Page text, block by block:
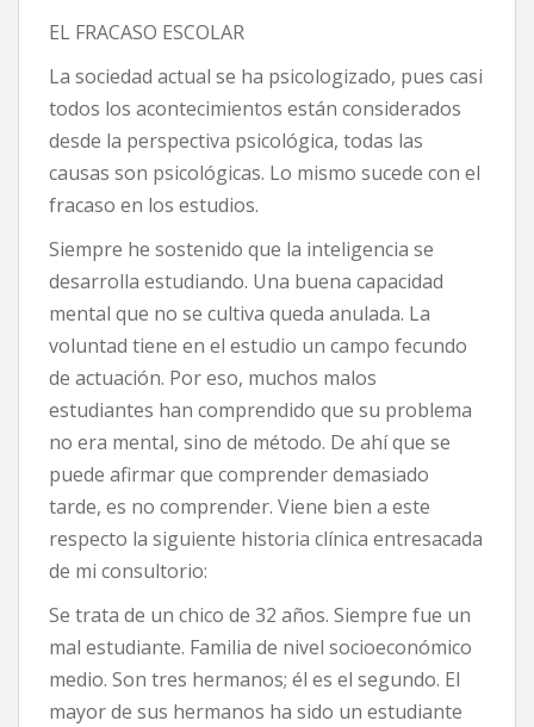
EL FRACASO ESCOLAR
La sociedad actual se ha psicologizado, pues casi
todos los acontecimientos están considerados
desde la perspectiva psicológica, todas las
causas son psicológicas. Lo mismo sucede con el
fracaso en los estudios.
Siempre he sostenido que la inteligencia se
desarrolla estudiando. Una buena capacidad
mental que no se cultiva queda anulada. La
voluntad tiene en el estudio un campo fecundo
de actuación. Por eso, muchos malos
estudiantes han comprendido que su problema
no era mental, sino de método. De ahí que se
puede afirmar que comprender demasiado
tarde, es no comprender. Viene bien a este
respecto la siguiente historia clínica entresacada
de mi consultorio:
Se trata de un chico de 32 años. Siempre fue un
mal estudiante. Familia de nivel socioeconómico
medio. Son tres hermanos; él es el segundo. El
mayor de sus hermanos ha sido un estudiante